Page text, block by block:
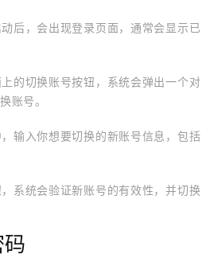
后，会出现登录页面，通常会显示已
的切换账号按钮，系统会弹出一个对
账号。
输入你想要切换的新账号信息，包括
系统会验证新账号的有效性，并切换